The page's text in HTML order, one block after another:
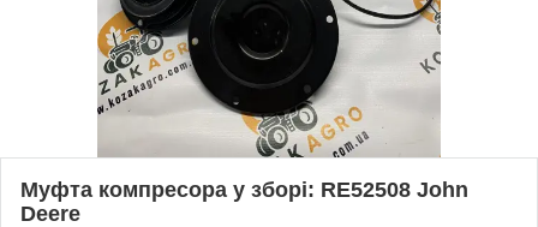
Муфта компресора у зборі: RE52508 John
Deere